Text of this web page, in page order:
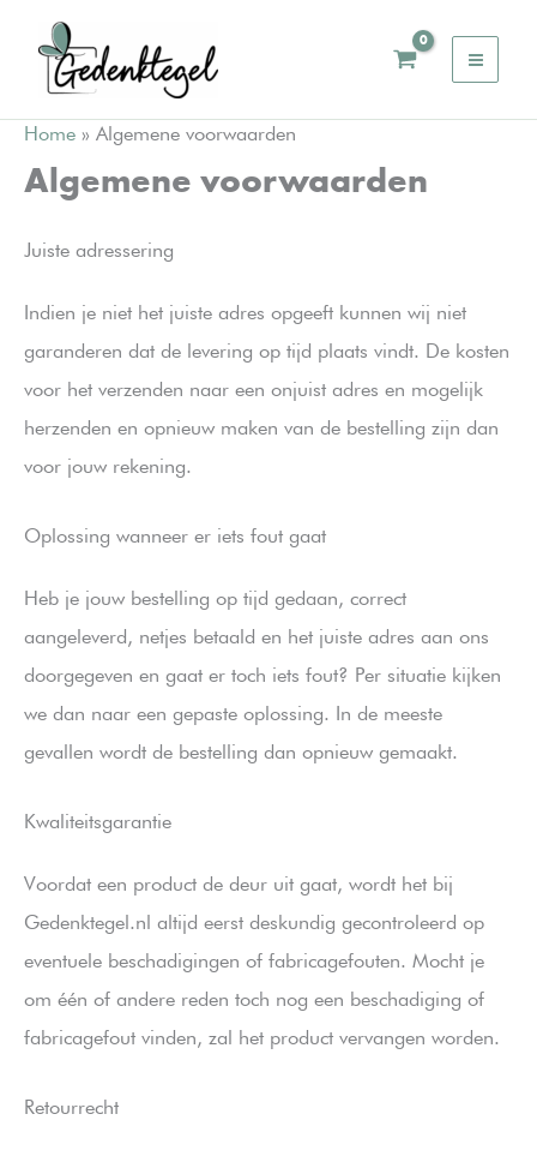
inhoud
Home » Algemene voorwaarden
Algemene voorwaarden
Juiste adressering
Indien je niet het juiste adres opgeeft kunnen wij niet
garanderen dat de levering op tijd plaats vindt. De kosten
voor het verzenden naar een onjuist adres en mogelijk
herzenden en opnieuw maken van de bestelling zijn dan
voor jouw rekening.
Oplossing wanneer er iets fout gaat
Heb je jouw bestelling op tijd gedaan, correct
aangeleverd, netjes betaald en het juiste adres aan ons
doorgegeven en gaat er toch iets fout? Per situatie kijken
we dan naar een gepaste oplossing. In de meeste
gevallen wordt de bestelling dan opnieuw gemaakt.
Kwaliteitsgarantie
Voordat een product de deur uit gaat, wordt het bij
Gedenktegel.nl altijd eerst deskundig gecontroleerd op
eventuele beschadigingen of fabricagefouten. Mocht je
om één of andere reden toch nog een beschadiging of
fabricagefout vinden, zal het product vervangen worden.
Retourrecht